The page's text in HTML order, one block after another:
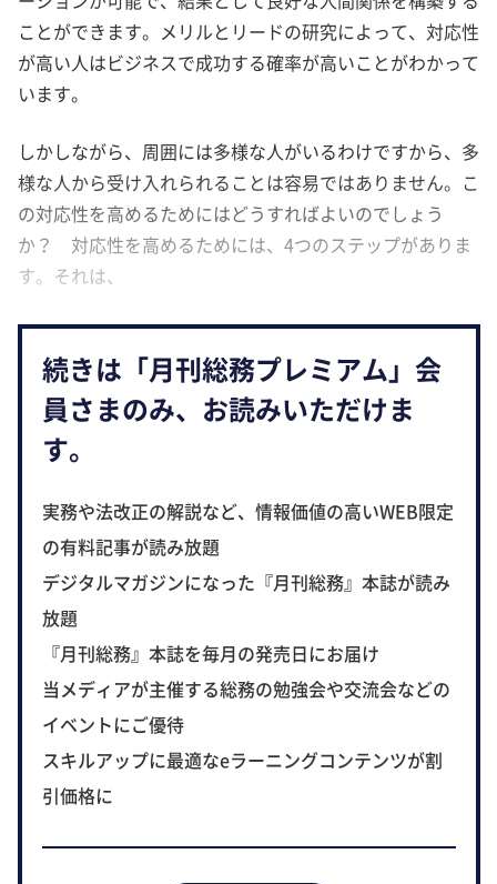
ことができます。メリルとリードの研究によって、対応性
が高い人はビジネスで成功する確率が高いことがわかって
います。
しかしながら、周囲には多様な人がいるわけですから、多
様な人から受け入れられることは容易ではありません。こ
の対応性を高めるためにはどうすればよいのでしょう
か？ 対応性を高めるためには、4つのステップがありま
す。それは、
続きは「月刊総務プレミアム」会
員さまのみ、お読みいただけま
す。
実務や法改正の解説など、情報価値の高いWEB限定
の有料記事が読み放題
デジタルマガジンになった『月刊総務』本誌が読み
放題
『月刊総務』本誌を毎月の発売日にお届け
当メディアが主催する総務の勉強会や交流会などの
イベントにご優待
スキルアップに最適なeラーニングコンテンツが割
引価格に